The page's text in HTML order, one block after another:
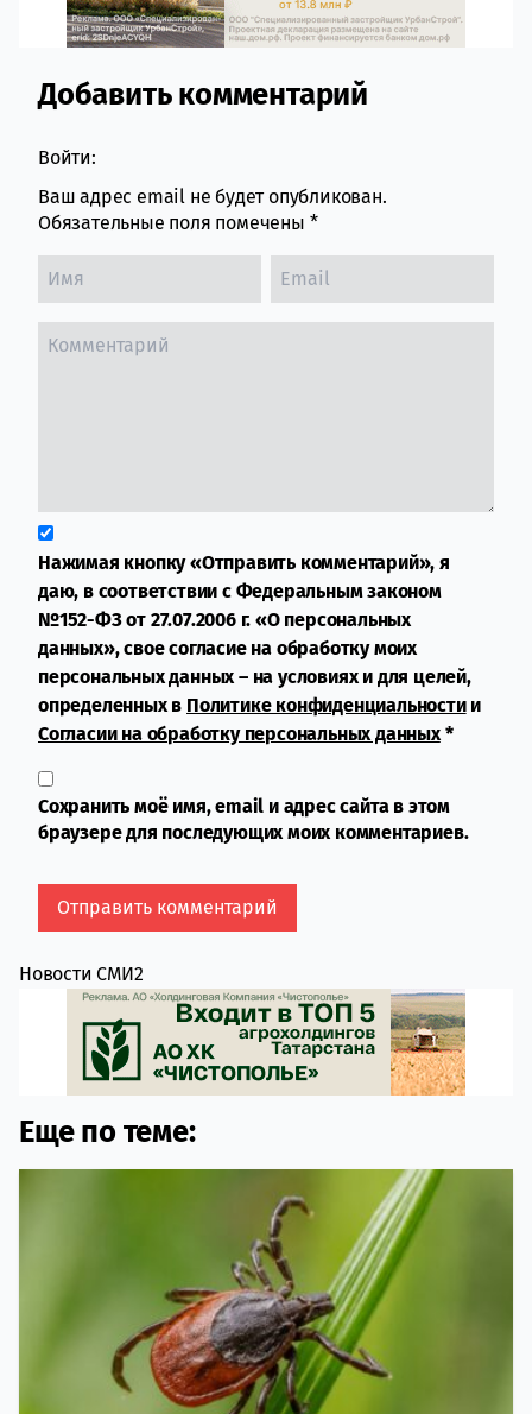
Comment section
Добавить комментарий
Войти:
Ваш адрес email не будет опубликован.
Обязательные поля помечены *
Нажимая кнопку «Отправить комментарий», я
даю, в соответствии с Федеральным законом
№152-ФЗ от 27.07.2006 г. «О персональных
данных», свое согласие на обработку моих
персональных данных – на условиях и для целей,
определенных в Политике конфиденциальностии
Согласии на обработку персональных данных*
Сохранить моё имя, email и адрес сайта в этом
браузере для последующих моих комментариев.
Новости СМИ2
Еще по теме: